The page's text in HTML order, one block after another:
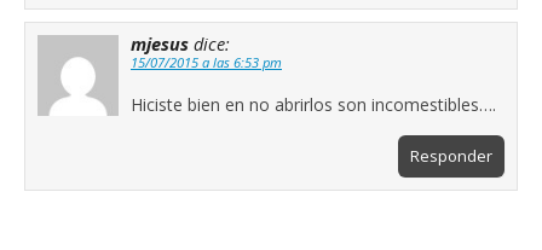
mjesus dice:
15/07/2015 a las 6:53 pm
Hiciste bien en no abrirlos son incomestibles….
Responder